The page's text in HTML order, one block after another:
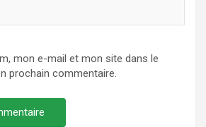
mon e-mail et mon site dans le
prochain commentaire.